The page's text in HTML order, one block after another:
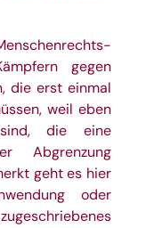
gegen
die erst einmal
weil eben
die eine
Abgrenzung
geht es hier
oder